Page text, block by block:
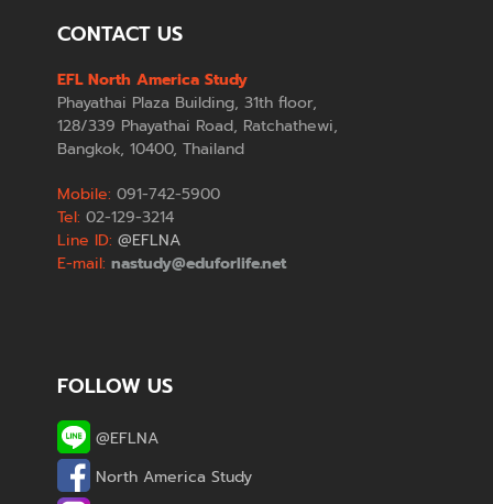
CONTACT US
EFL North America Study
Phayathai Plaza Building, 31th floor,
128/339 Phayathai Road, Ratchathewi,
Bangkok, 10400, Thailand
Mobile: 091-742-5900
Tel: 02-129-3214
Line ID: @EFLNA
E-mail: nastudy@eduforlife.net
FOLLOW US
@EFLNA
North America Study